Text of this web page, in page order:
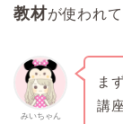
教材が使われて
みいちゃん
ま
講